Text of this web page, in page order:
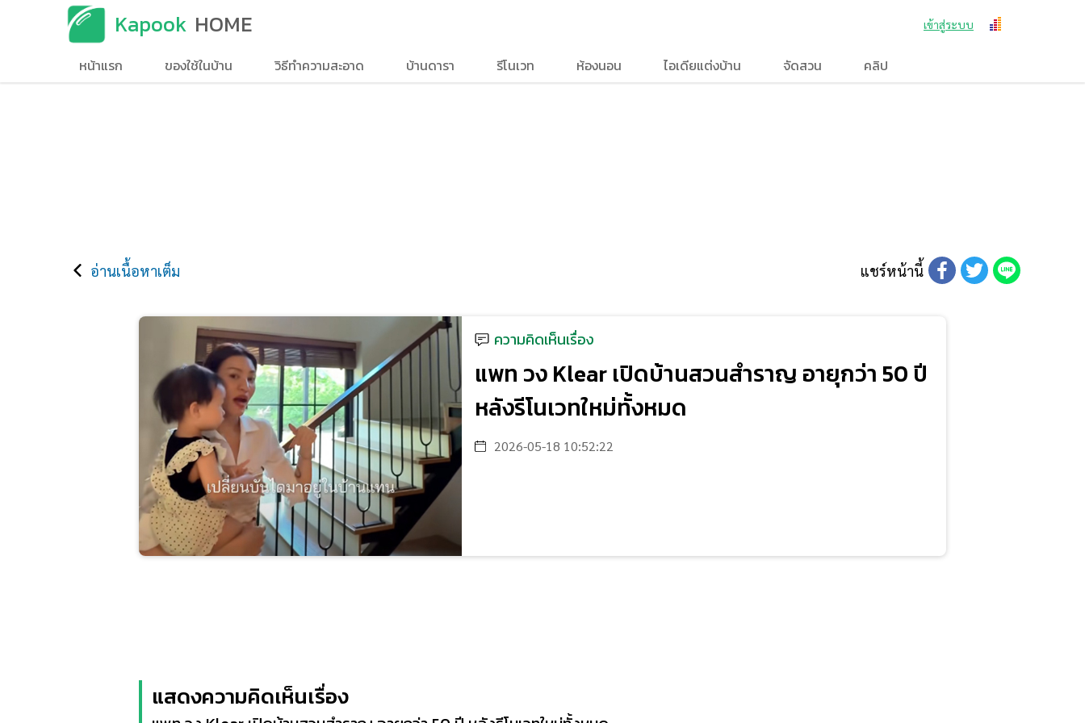
Kapook HOME เข้าสู่ระบบ
หน้าแรก ของใช้ในบ้าน วิธีทำความสะอาด บ้านดารา รีโนเวท ห้องนอน ไอเดียแต่งบ้าน จัดสวน คลิป
อ่านเนื้อหาเต็ม แชร์หน้านี้
ความคิดเห็นเรื่อง
แพท วง Klear เปิดบ้านสวนสำราญ อายุกว่า 50 ปี
หลังรีโนเวทใหม่ทั้งหมด
2026-05-18 10:52:22
แสดงความคิดเห็นเรื่อง